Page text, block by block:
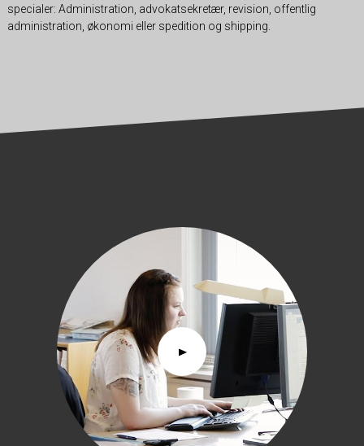
specialer: Administration, advokatsekretær, revision, offentlig
administration, økonomi eller spedition og shipping.